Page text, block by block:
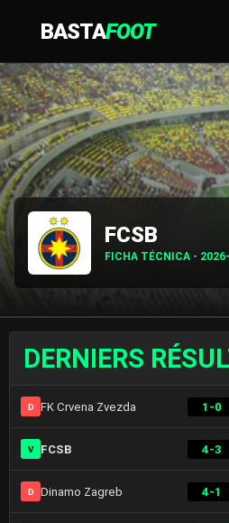
BASTAFOOT
FCSB
FICHA TÉCNICA -
DERNIERS
D FK Crvena Zvezda 1-0
V FCSB 4-3
D Dinamo Zagreb 4-1